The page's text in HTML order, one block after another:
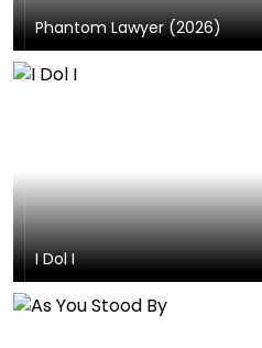
Phantom Lawyer (2026)
I Dol I